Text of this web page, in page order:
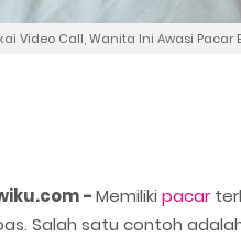
Video Call, Wanita Ini Awasi Pacar
-Memiliki pacar
Salah satu contoh